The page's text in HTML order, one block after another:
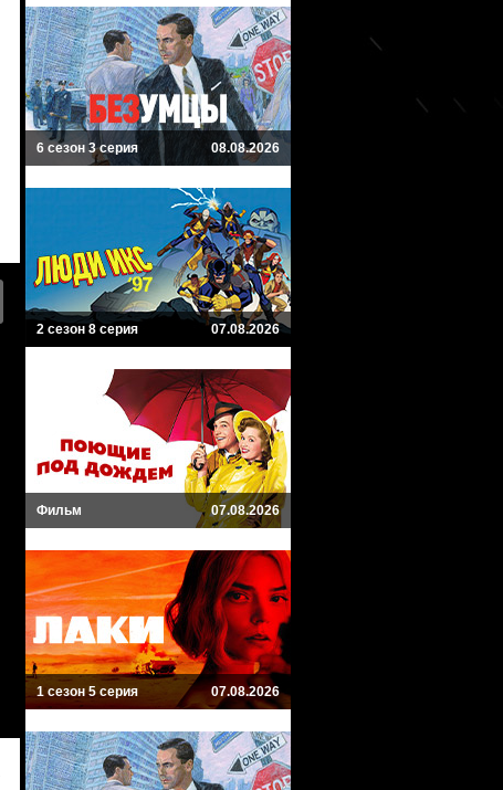
6 сезон 3 серия 08.08.2026
2 сезон 8 серия 07.08.2026
Фильм 07.08.2026
1 сезон 5 серия 07.08.2026